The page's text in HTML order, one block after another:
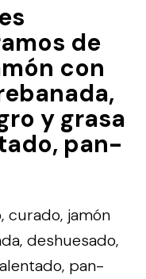
de
con
y grasa
pan-
curado, jamón
deshuesado,
pan-